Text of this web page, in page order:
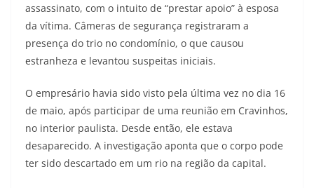
assassinato, com o intuito de “prestar apoio” à esposa
da vítima. Câmeras de segurança registraram a
presença do trio no condomínio, o que causou
estranheza e levantou suspeitas iniciais.
O empresário havia sido visto pela última vez no dia 16
de maio, após participar de uma reunião em Cravinhos,
no interior paulista. Desde então, ele estava
desaparecido. A investigação aponta que o corpo pode
ter sido descartado em um rio na região da capital.